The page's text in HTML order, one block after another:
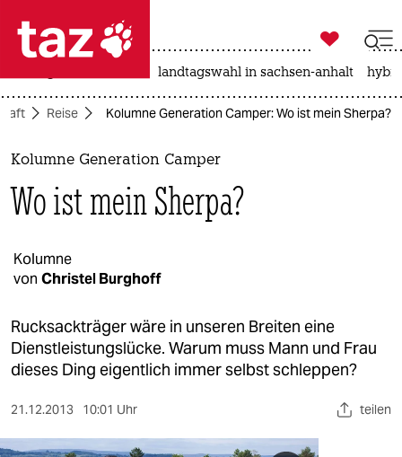
 taz zahl ich
taz zahl ich
themen
politik
gesellschaft
kultur
sport
berlin
nord

taz zahl ich
landtagswahl in sachsen-anhalt
Reise Kolumne Generation Camper: Wo ist mein Sherpa?
Kolumne Generation Camper
Wo ist mein Sherpa?
Kolumne
von Christel Burghoff
Rucksackträger wäre in unseren Breiten eine
Dienstleistungslücke. Warum muss Mann und Frau
dieses Ding eigentlich immer selbst schleppen?
21.12.2013 10:01 Uhr teilen